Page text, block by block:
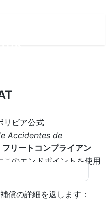
リビア公式
Accidentes de
フリートコンプライアン
このエンドポイントを使用
償の詳細を返します：